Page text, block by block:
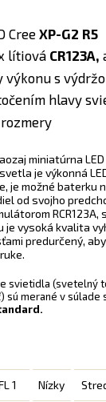
CreeXP-G2 R5
lítiová CR123A,
výkonu s
hlavy
rozmery
miniatúrna
je výkonná
je možné baterku
od svojho
je vysoká kvalita
predurčený,
svietidla (svetelný
sú merané v súlade
1 Nízky